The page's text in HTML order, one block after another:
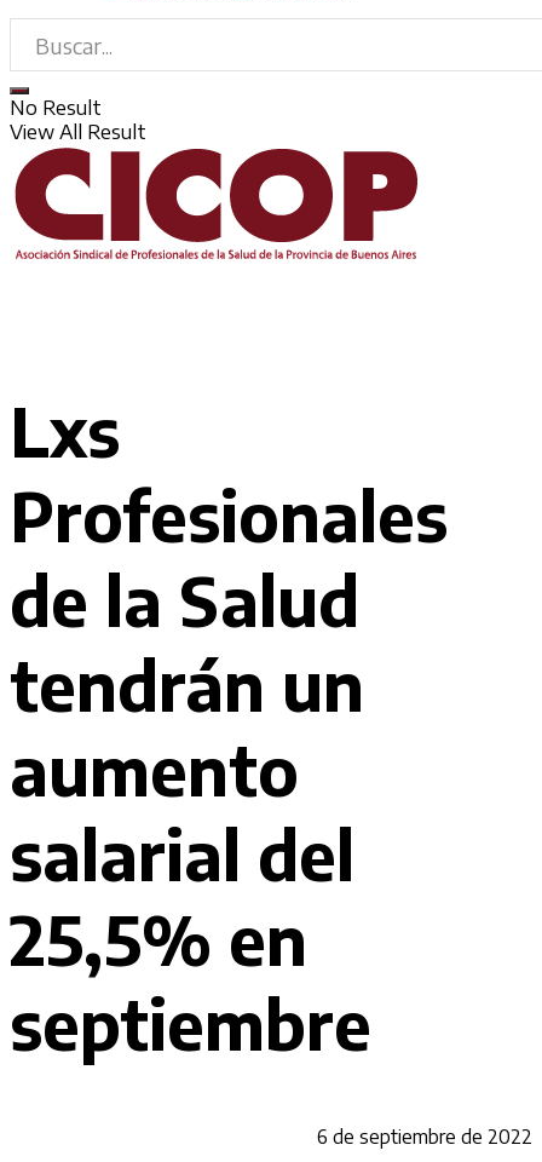
No Result
View All Result
Lxs
Profesionales
de la Salud
tendrán un
aumento
salarial del
25,5% en
septiembre
6 de septiembre de 2022